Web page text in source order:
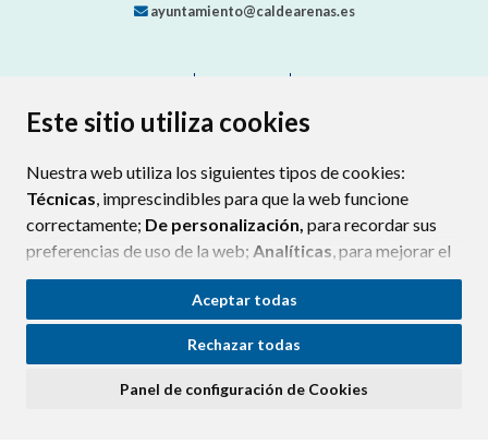
Este sitio utiliza cookies
Nuestra web utiliza los siguientes tipos de cookies:
Técnicas, imprescindibles para que la web funcione
correctamente; De personalización, para recordar sus
preferencias de uso de la web; Analíticas, para mejorar el
funcionamiento de la web y sus servicios.
Si acepta pulsando el botón“Aceptar todas”
consideramos que acepta su uso. Si pulsa el botón
ninguna acción, se guardarán las cookies técnicas
Aceptar todas
Rechazar todas
Panel de configuración de Cookies
ayuntamiento@caldearenas.es
PROTECCIÓN DE DATOS
POLÍTICA DE COOKIES